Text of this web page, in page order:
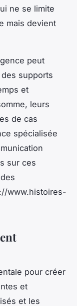
ne se limite
mais devient
peut
supports
et
leurs
de cas
spécialisée
sur ces
www.histoires-
pour créer
et
et les